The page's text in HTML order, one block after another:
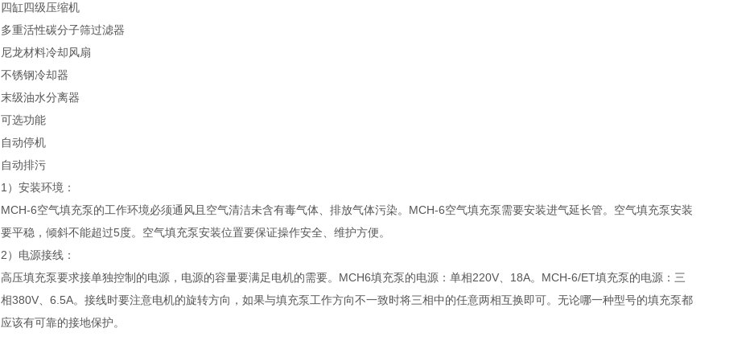
四缸四级压缩机
多重活性碳分子筛过滤器
尼龙材料冷却风扇
不锈钢冷却器
末级油水分离器
可选功能
自动停机
自动排污
1）安装环境：
MCH-6空气填充泵的工作环境必须通风且空气清洁未含有毒气体、排放气体污染。MCH-6空气填充泵需要安装进气延长管。空气填充泵安装
要平稳，倾斜不能超过5度。空气填充泵安装位置要保证操作安全、维护方便。
2）电源接线：
高压填充泵要求接单独控制的电源，电源的容量要满足电机的需要。MCH6填充泵的电源：单相220V、18A。MCH-6/ET填充泵的电源：三
相380V、6.5A。接线时要注意电机的旋转方向，如果与填充泵工作方向不一致时将三相中的任意两相互换即可。无论哪一种型号的填充泵都
应该有可靠的接地保护。